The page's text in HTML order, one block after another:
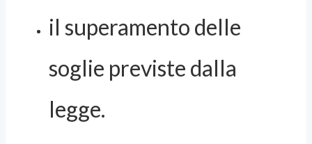
il superamento delle
soglie previste dalla
legge.